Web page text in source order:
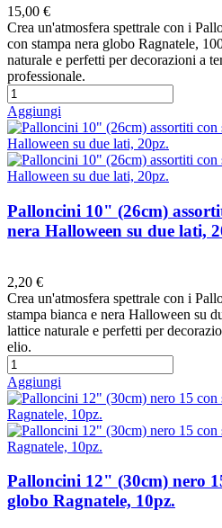
15,00 €
Crea un'atmosfera spettrale con i
con stampa nera globo Ragnatele,
naturale e perfetti per decorazioni a
professionale.
Aggiungi
Palloncini 10" (26cm)
nera Halloween su due lati,
2,20 €
Crea un'atmosfera spettrale con i
stampa bianca e nera Halloween su
lattice naturale e perfetti per
elio.
Aggiungi
Palloncini 12" (30cm) nero
globo Ragnatele, 10pz.